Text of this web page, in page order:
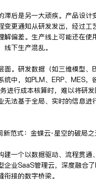
滞后是另一大顽疾。产品设
变更通知从研发发出，经过
偏差。生产线上可能还在使
下生产混乱。
面。研发数据（如三维模型
统中，如PLM、ERP、MES
进行成本核算时，难以将研
无法基于全局、实时的信息
范式：金蝶云·星空的破局
建一个以数据驱动、流程贯
企业SaaS管理云，深度融合
接的数字桥梁。